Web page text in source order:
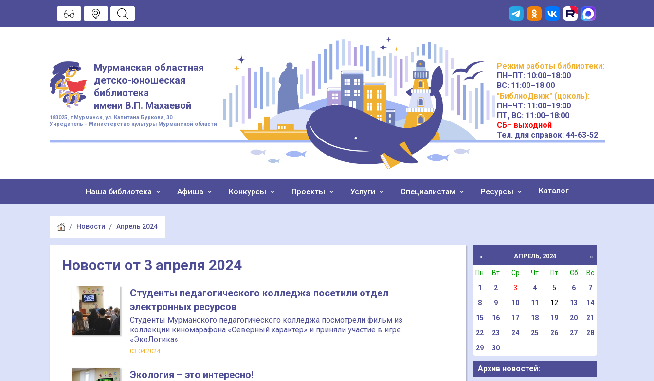
Мурманская областная
детско-юношеская
библиотека
имени В.П. Махаевой
183025, г.Мурманск, ул. Капитана Буркова, 30
Учредитель - Министерство культуры Мурманской области
Режим работы библиотеки:
ПН–ПТ: 10:00–18:00
ВС: 11:00–18:00
"БиблиоДвиж" (цоколь):
ПН–ЧТ: 11:00–19:00
ПТ, ВС: 11:00–18:00
СБ– выходной
Тел. для справок: 44-63-52
Наша библиотека Афиша Конкурсы Проекты Услуги Специалистам Ресурсы Каталог
Новости Апрель 2024
Новости от 3 апреля 2024
Студенты педагогического колледжа посетили отдел
электронных ресурсов
Студенты Мурманского педагогического колледжа посмотрели фильм из
коллекции киномарафона «Северный характер» и приняли участие в игре
«ЭкоЛогика»
03.04.2024
Экология – это интересно!
« АПРЕЛЬ, 2024 »
Пн Вт Ср Чт Пт Сб
Вс
1
2 3 4 5 6
7
8
9 10 11 12 13
14
15
16 17 18 19 20
21
22
23 24 25 26 27
28
29
30
Архив новостей: